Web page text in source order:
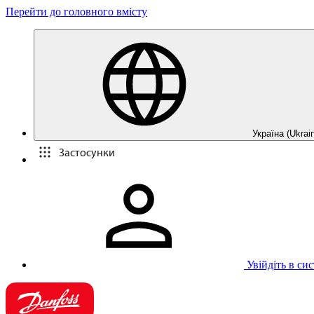
Перейти до головного вмісту
Україна
Застосунки
Увійдіть в